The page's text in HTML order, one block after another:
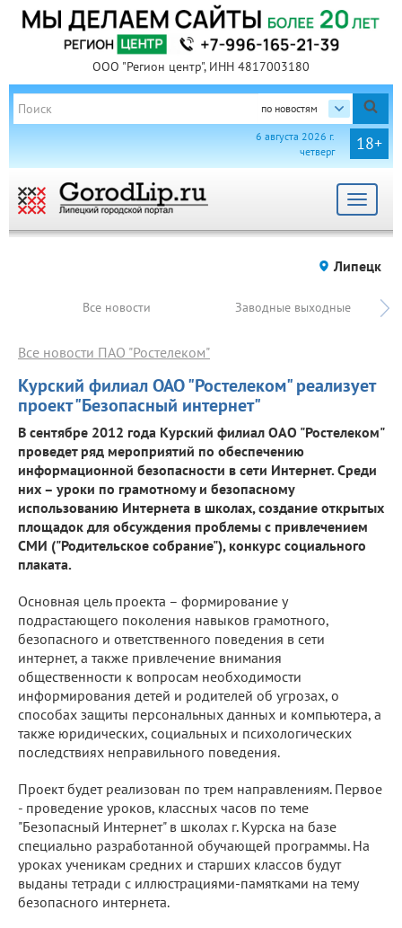
ООО "Регион центр", ИНН 4817003180
по новостям
18+
6 августа 2026 г.
четверг
Toggle
Липецк
Все новости Заводные выходные
Курский филиал ОАО "Ростелеком" реализует
проект "Безопасный интернет"
Все новости ПАО "Ростелеком"
В сентябре 2012 года Курский филиал ОАО "Ростелеком"
проведет ряд мероприятий по обеспечению
информационной безопасности в сети Интернет. Среди
них – уроки по грамотному и безопасному
использованию Интернета в школах, создание открытых
площадок для обсуждения проблемы с привлечением
СМИ ("Родительское собрание"), конкурс социального
плаката.
Основная цель проекта – формирование у
подрастающего поколения навыков грамотного,
безопасного и ответственного поведения в сети
интернет, а также привлечение внимания
общественности к вопросам необходимости
информирования детей и родителей об угрозах, о
способах защиты персональных данных и компьютера, а
также юридических, социальных и психологических
последствиях неправильного поведения.
Проект будет реализован по трем направлениям. Первое
- проведение уроков, классных часов по теме
"Безопасный Интернет" в школах г. Курска на базе
специально разработанной обучающей программы. На
уроках ученикам средних и старших классов будут
выданы тетради с иллюстрациями-памятками на тему
безопасного интернета.